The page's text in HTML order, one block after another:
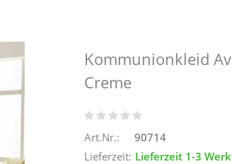
Kommunionkleid
Creme
Art.Nr.:
90714
Lieferzeit: Lieferzeit 1-3